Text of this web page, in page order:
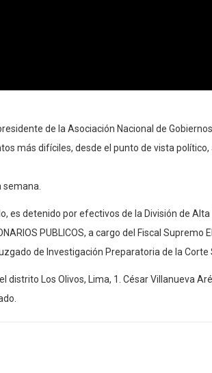
de la Asociación Nacional de
más difíciles, desde el punto de vista
semana.
detenido por efectivos de la División de Alta
PUBLICOS, a cargo del Fiscal Supremo
de Investigación Preparatoria de la Corte
Los Olivos, Lima, 1. César Villanueva